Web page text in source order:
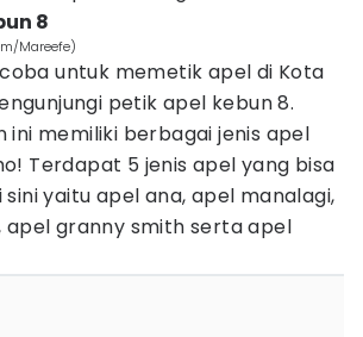
8
Mareefe)
untuk memetik apel di Kota
petik apel kebun 8.
ini memiliki berbagai jenis apel
Terdapat 5 jenis apel yang bisa
yaitu apel ana, apel manalagi,
apel granny smith serta apel